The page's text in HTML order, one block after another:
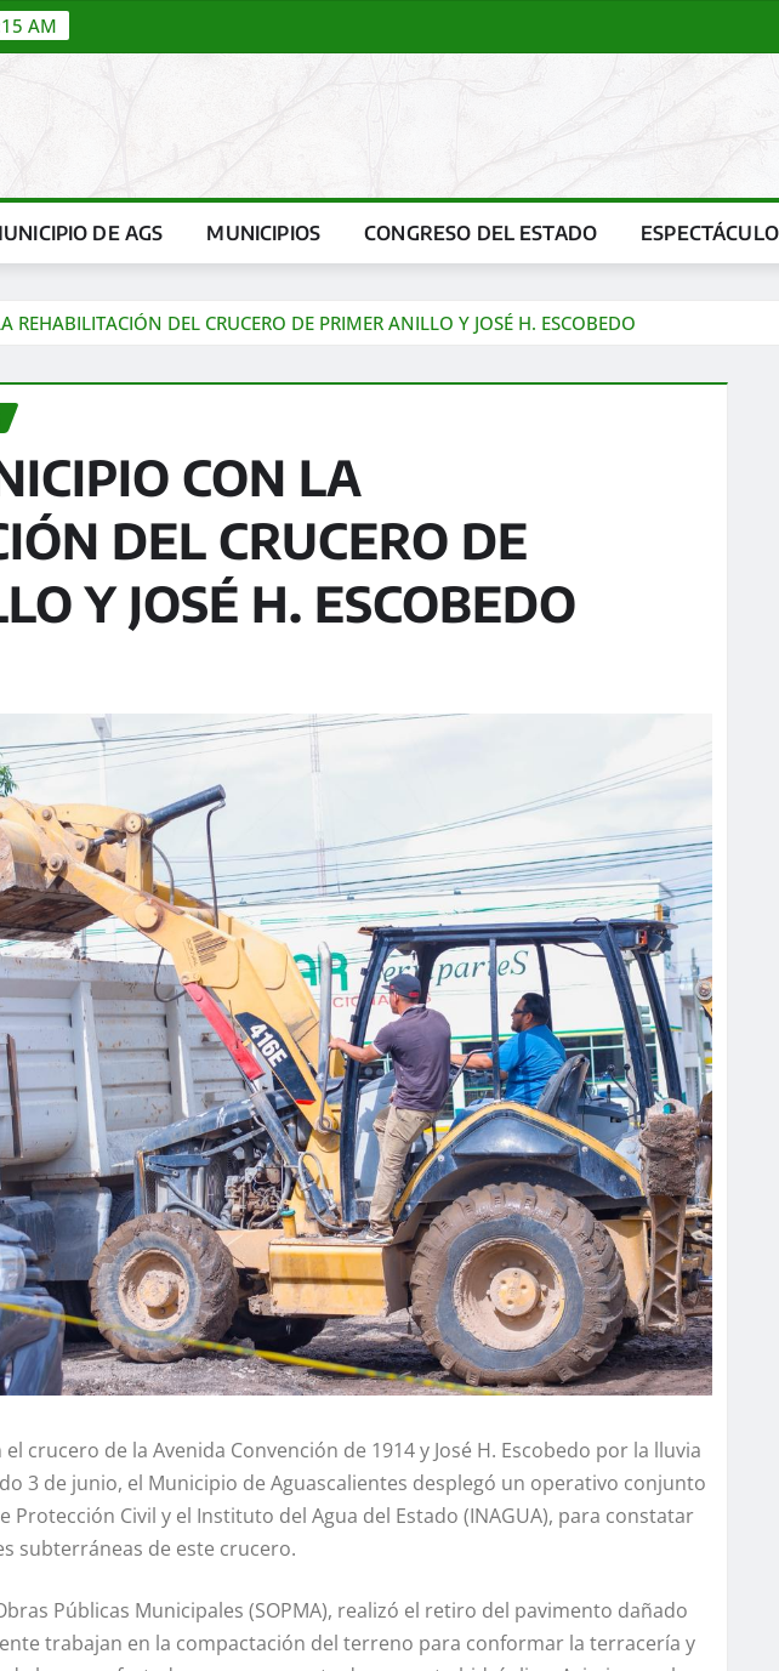
AM
DE AGS MUNICIPIOS CONGRESO DEL ESTADO
DEL CRUCERO DE PRIMER ANILLO Y JOSÉ H. ESCOBEDO
CON LA
DEL CRUCERO DE
Y JOSÉ H. ESCOBEDO
crucero de la Avenida Convención de 1914 y José H. Escobedo por la lluvia
3 de junio, el Municipio de Aguascalientes desplegó un operativo conjunto
Civil y el Instituto del Agua del Estado (INAGUA), para constatar
subterráneas de este crucero.
Públicas Municipales (SOPMA), realizó el retiro del pavimento dañado
trabajan en la compactación del terreno para conformar la terracería y